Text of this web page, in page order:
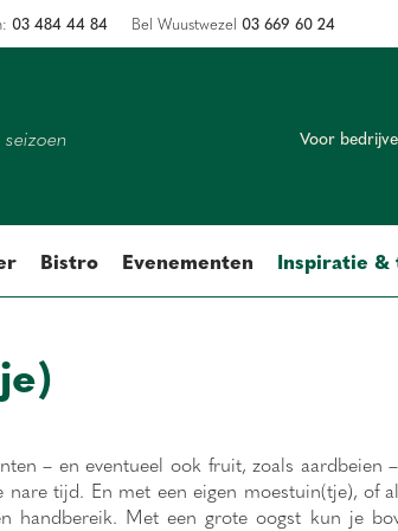
Voor
Bistro Evenementen Inspiratie &
03 484 44 84 Bel Wuustwezel 03 669 60 24
– en eventueel ook fruit, zoals aardbeien
nare tijd. En met een eigen moestuin(tje),
handbereik. Met een grote oogst kun je